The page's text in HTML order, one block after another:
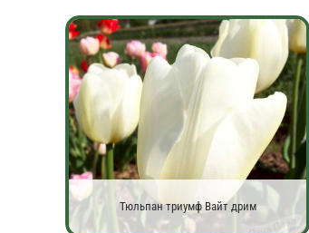
Тюльпан триумф Вайт дрим